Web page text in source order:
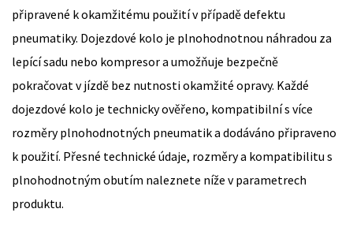
připravené k okamžitému použití v případě defektu
pneumatiky. Dojezdové kolo je plnohodnotnou náhradou za
lepící sadu nebo kompresor a umožňuje bezpečně
pokračovat v jízdě bez nutnosti okamžité opravy. Každé
dojezdové kolo je technicky ověřeno, kompatibilní s více
rozměry plnohodnotných pneumatik a dodáváno připraveno
k použití. Přesné technické údaje, rozměry a kompatibilitu s
plnohodnotným obutím naleznete níže v parametrech
produktu.